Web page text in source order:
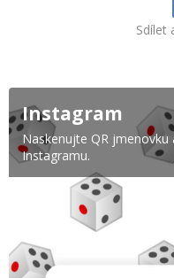
Sdílet
Instagram
Naskenujte QR
Instagramu.